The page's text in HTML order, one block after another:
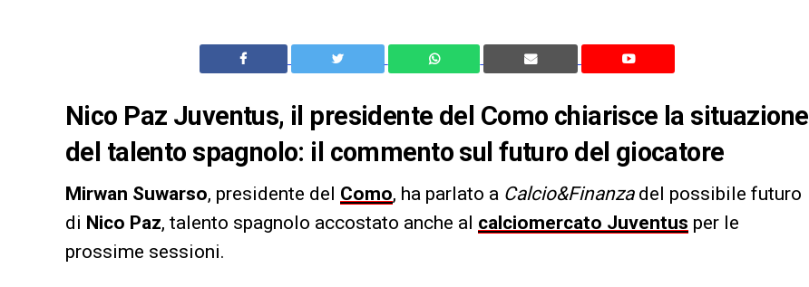
Nico Paz Juventus, il presidente del Como chiarisce la situazione
del talento spagnolo: il commento sul futuro del giocatore
Mirwan Suwarso, presidente del Como, ha parlato a Calcio&Finanzadel possibile futuro
di Nico Paz, talento spagnolo accostato anche al calciomercato Juventus per le
prossime sessioni.